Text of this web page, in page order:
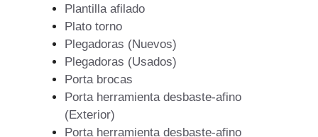
Plantilla afilado
Plato torno
Plegadoras (Nuevos)
Plegadoras (Usados)
Porta brocas
Porta herramienta desbaste-afino
(Exterior)
Porta herramienta desbaste-afino